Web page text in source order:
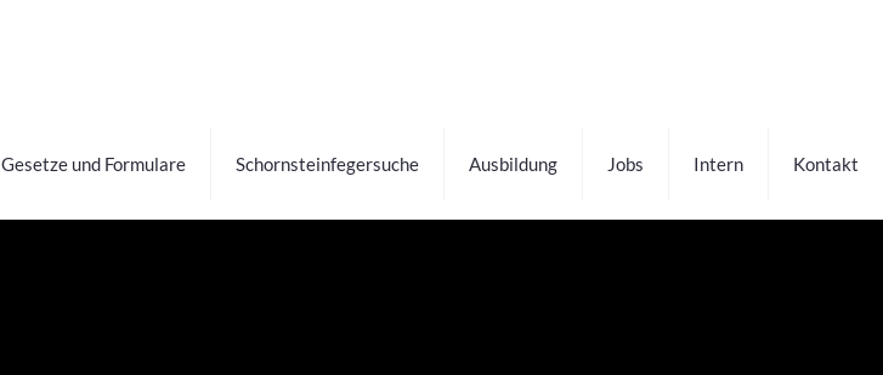
Gesetze und Formulare Schornsteinfegersuche Ausbildung Jobs Intern Kontakt